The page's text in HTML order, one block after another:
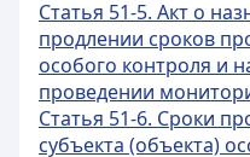
Статья 51-5. Акт о
продлении сроков
особого контроля и
проведении
Статья 51-6. Сроки
субъекта (объекта)